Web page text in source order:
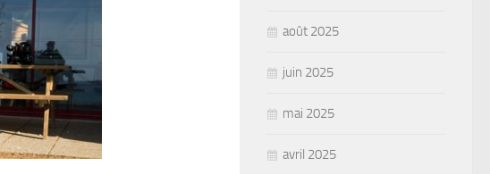
août 2025
juin 2025
mai 2025
avril 2025